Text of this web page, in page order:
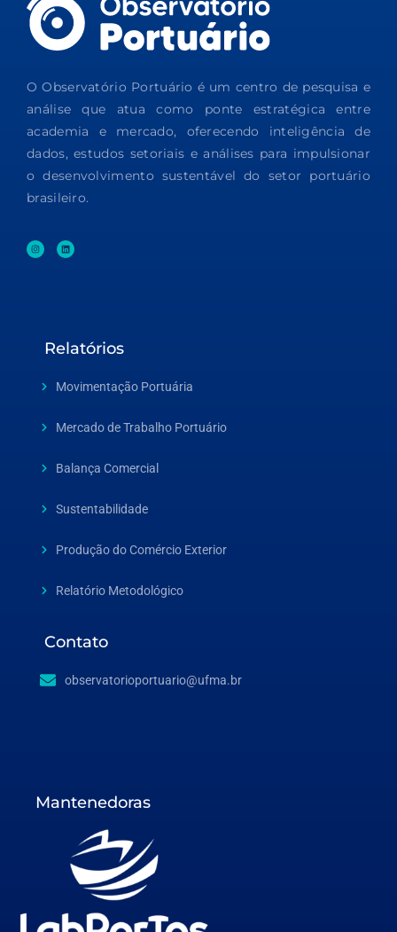
O Observatório Portuário é um centro de pesquisa e
análise que atua como ponte estratégica entre
academia e mercado, oferecendo inteligência de
dados, estudos setoriais e análises para impulsionar
o desenvolvimento sustentável do setor portuário
brasileiro.
Relatórios
Contato
Movimentação Portuária
Mercado de Trabalho Portuário
Balança Comercial
Sustentabilidade
Produção do Comércio Exterior
Relatório Metodológico
observatorioportuario@ufma.br
Mantenedoras